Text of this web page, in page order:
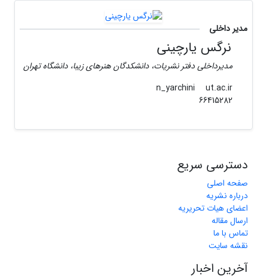
مدیر داخلی
نرگس یارچینی
مدیرداخلی دفتر نشریات، دانشکدگان هنرهای زیبا، دانشگاه تهران
n_yarchini
ut.ac.ir
66415282
دسترسی سریع
صفحه اصلی
درباره نشریه
اعضای هیات تحریریه
ارسال مقاله
تماس با ما
نقشه سایت
آخرین اخبار